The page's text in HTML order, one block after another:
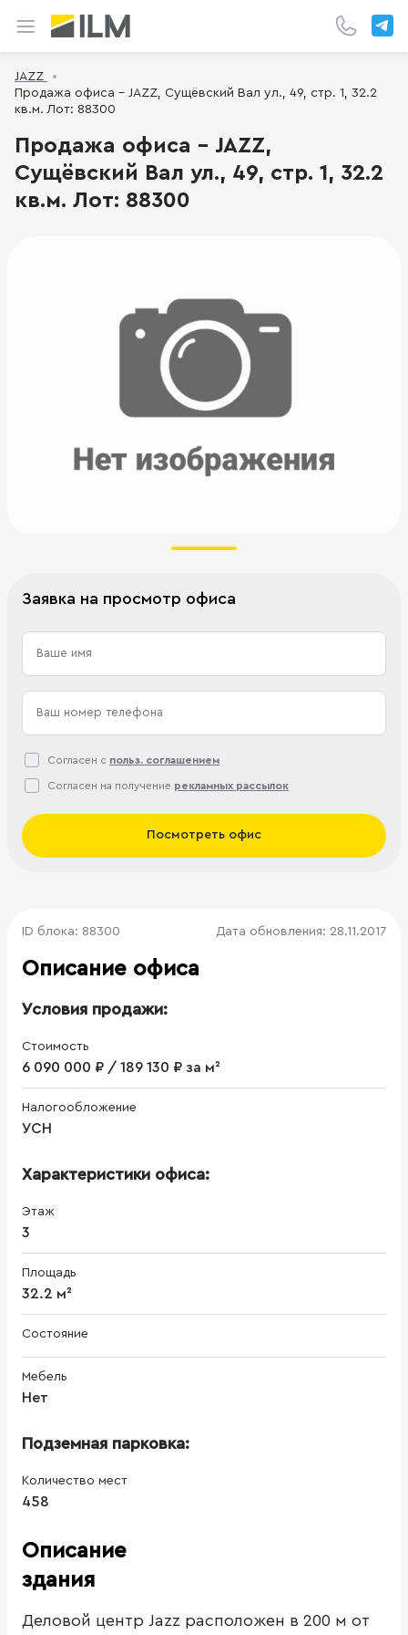
JAZZ
Продажа офиса - JAZZ, Сущёвский Вал ул., 49, стр. 1, 32.2
кв.м. Лот: 88300
Продажа офиса - JAZZ,
Сущёвский Вал ул., 49, стр. 1, 32.2
кв.м. Лот: 88300
Заявка на просмотр офиса
Согласен с польз. соглашением
Согласен на получение рекламных рассылок
Посмотреть офис
ID блока: 88300 Дата обновления: 28.11.2017
Описание офиса
Условия продажи:
Стоимость
6 090 000 ₽ / 189 130 ₽ за м²
Налогообложение
УСН
Характеристики офиса:
Этаж
3
Площадь
32.2 м²
Состояние
Мебель
Нет
Подземная парковка:
Количество мест
458
Описание
здания
Деловой центр Jazz расположен в 200 м от